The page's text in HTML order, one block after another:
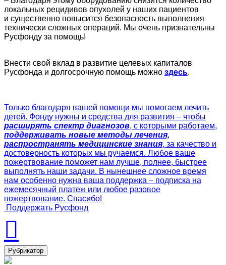
локальных рецидивов опухолей у наших пациентов
и существенно повысится безопасность выполнения
технически сложных операций. Мы очень признательны
Русфонду за помощь!
Внести свой вклад в развитие целевых капиталов
Русфонда и долгосрочную помощь можно здесь.
Только благодаря вашей помощи мы помогаем лечить
детей. Фонду нужны и средства для развития – чтобы
расширять спектр диагнозов, с которыми работаем,
поддерживать новые методы лечения,
распространять медицинские знания, за качество и
достоверность которых мы ручаемся. Любое ваше
пожертвование поможет нам лучше, полнее, быстрее
выполнять наши задачи. В нынешнее сложное время
нам особенно нужна ваша поддержка – подписка на
ежемесячный платеж или любое разовое
пожертвование. Спасибо!
Поддержать Русфонд
Рубрикатор